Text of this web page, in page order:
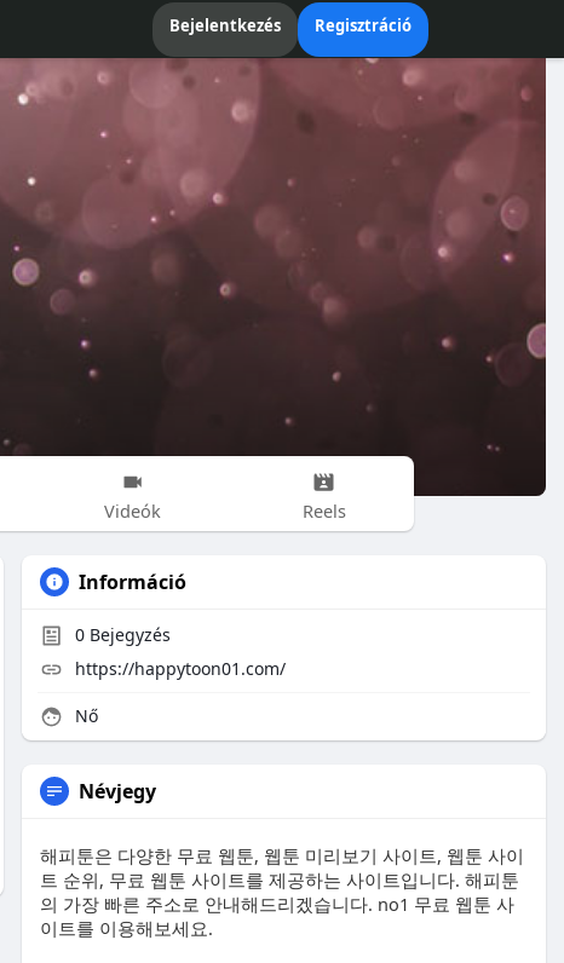
Bejelentkezés Regisztráció
Videók Reels
Információ
0 Bejegyzés
https://happytoon01.com/
Nő
Névjegy
해피툰은 다양한 무료 웹툰, 웹툰 미리보기 사이트, 웹툰 사이
트 순위, 무료 웹툰 사이트를 제공하는 사이트입니다. 해피툰
의 가장 빠른 주소로 안내해드리겠습니다. no1 무료 웹툰 사
이트를 이용해보세요.